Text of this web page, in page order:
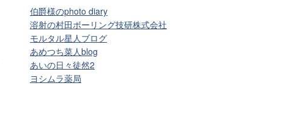
伯爵様のphoto diary
溶射の村田ボーリング技研株式会社
モルタル星人ブログ
あめつち菜人blog
あいの日々徒然2
ヨシムラ薬局